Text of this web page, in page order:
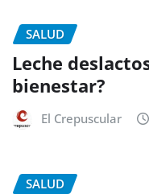
SALUD
Leche
bienestar?
El Crepuscular
SALUD